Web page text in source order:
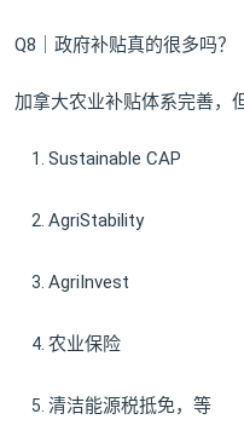
Q8｜政府补贴真的很多吗？
加拿大农业补贴体系完善，
Sustainable CAP
AgriStability
AgriInvest
农业保险
清洁能源税抵免，等